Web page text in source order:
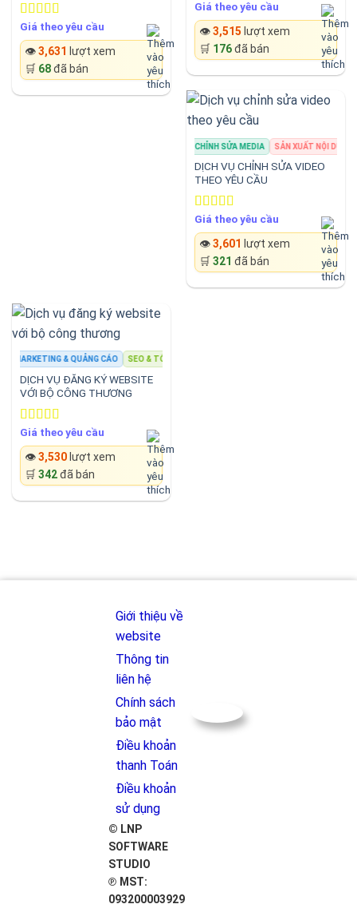
Rated4.33
out of 5
Giá theo yêu cầu
👁️3,631 lượt xem
🛒 68đã bán
Rated4.67
out of 5
Giá theo yêu cầu
👁️3,515 lượt xem
🛒 176đã bán
CHỈNH SỬA MEDIA SẢN XUẤT NỘI DUNG
DỊCH VỤ CHỈNH SỬA VIDEO
THEO YÊU CẦU
Rated4.67
out of 5
Giá theo yêu cầu
👁️3,601 lượt xem
🛒 321 đã bán
MARKETING & QUẢNG CÁO SEO & TỐI ƯU WEBSITE
DỊCH VỤ ĐĂNG KÝ WEBSITE
VỚI BỘ CÔNG THƯƠNG
Rated4.67
out of 5
Giá theo yêu cầu
👁️3,530lượt xem
🛒 342đã bán
Giới thiệu về
website
Thông tin
liên hệ
Chính sách
bảo mật
Điều khoản
thanh Toán
Điều khoản
sử dụng
© LNP
SOFTWARE
STUDIO
℗ MST:
093200003929